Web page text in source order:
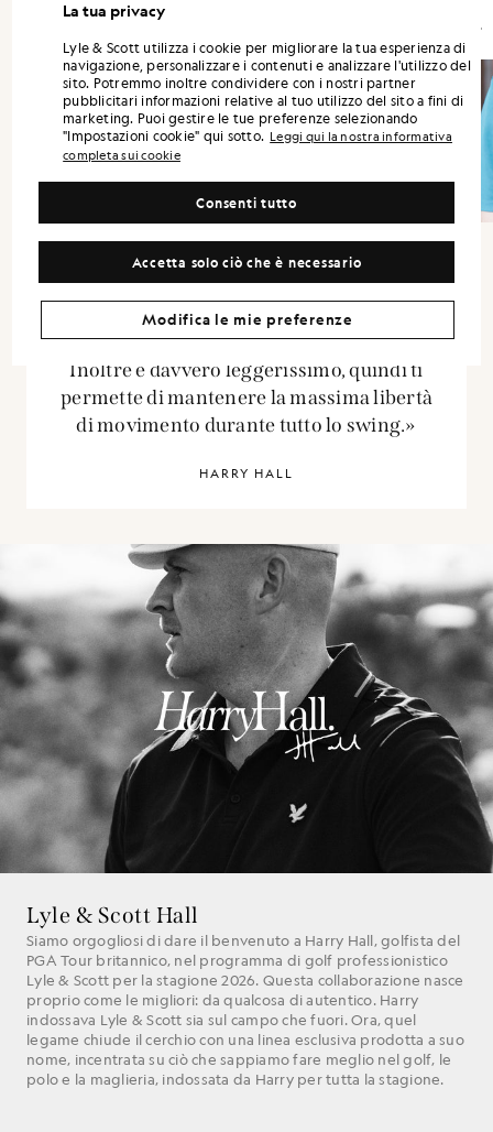
«Dal campo da golf direttamente in città: si
adatta perfettamente a ogni occasione.
Inoltre è davvero leggerissimo, quindi ti
permette di mantenere la massima libertà
di movimento durante tutto lo swing.»
HARRY HALL
Lyle & Scott Hall
Siamo orgogliosi di dare il benvenuto a Harry Hall, golfista del
PGA Tour britannico, nel programma di golf professionistico
Lyle & Scott per la stagione 2026. Questa collaborazione nasce
proprio come le migliori: da qualcosa di autentico. Harry
indossava Lyle & Scott sia sul campo che fuori. Ora, quel
legame chiude il cerchio con una linea esclusiva prodotta a suo
nome, incentrata su ciò che sappiamo fare meglio nel golf, le
polo e la maglieria, indossata da Harry per tutta la stagione.
La tua privacy
Lyle & Scott utilizza i cookie per migliorare la tua esperienza di
navigazione, personalizzare i contenuti e analizzare l'utilizzo del
sito. Potremmo inoltre condividere con i nostri partner
pubblicitari informazioni relative al tuo utilizzo del sito a fini di
marketing. Puoi gestire le tue preferenze selezionando
"Impostazioni cookie" qui sotto. Leggi qui la nostra informativa
completa sui cookie
Accetta solo ciò che è necessario
Consenti tutto
Modifica le mie preferenze